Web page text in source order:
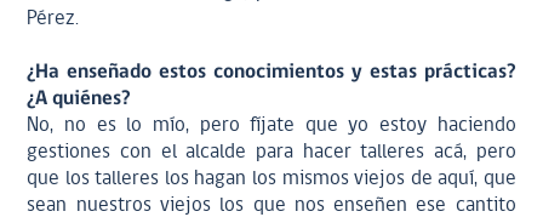
Pérez.
¿Ha enseñado estos conocimientos y estas prácticas?
¿A quiénes?
No, no es lo mío, pero fíjate que yo estoy haciendo
gestiones con el alcalde para hacer talleres acá, pero
que los talleres los hagan los mismos viejos de aquí, que
sean nuestros viejos los que nos enseñen ese cantito